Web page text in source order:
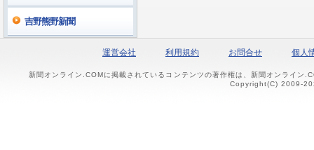
吉野熊野新聞
運営会社 利用規約 お問合せ 個人
新聞オンライン.COMに掲載されているコンテンツの著作権は、新聞オンライン
Copyright(C) 2009-